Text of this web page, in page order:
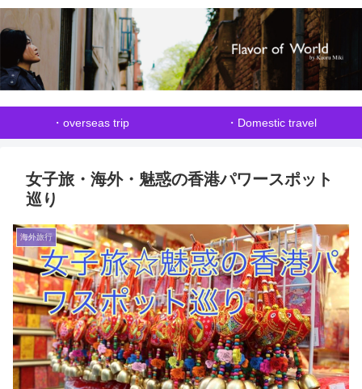
・overseas trip ・Domestic travel
女子旅・海外・魅惑の香港パワースポット
巡り
海外旅行